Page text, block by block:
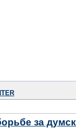
за